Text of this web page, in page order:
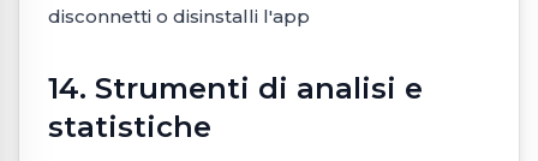
disconnetti o disinstalli l'app
14. Strumenti di analisi e
statistiche